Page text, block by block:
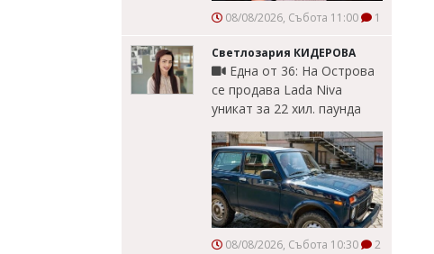
08/08/2026, Събота 11:00 1
Светлозария КИДЕРОВА
Една от 36: На Острова
се продава Lada Niva
уникат за 22 хил. паунда
08/08/2026, Събота 10:30 2